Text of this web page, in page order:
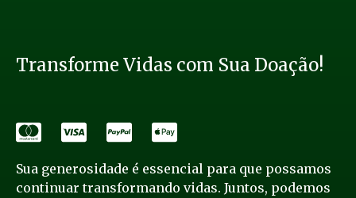
Transforme Vidas com Sua Doação!
Sua generosidade é essencial para que possamos
continuar transformando vidas. Juntos, podemos